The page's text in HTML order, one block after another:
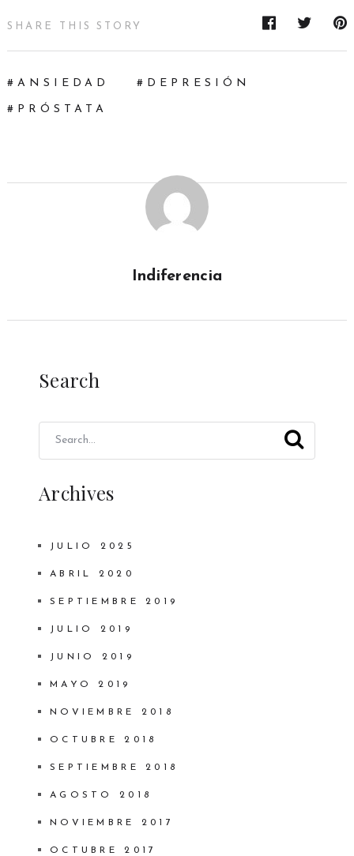
SHARE THIS STORY
ANSIEDAD DEPRESIÓN
PRÓSTATA
Indiferencia
Search
Archives
JULIO 2025
ABRIL 2020
SEPTIEMBRE 2019
JULIO 2019
JUNIO 2019
MAYO 2019
NOVIEMBRE 2018
OCTUBRE 2018
SEPTIEMBRE 2018
AGOSTO 2018
NOVIEMBRE 2017
OCTUBRE 2017